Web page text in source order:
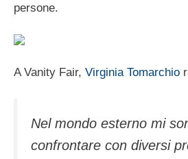
persone.
A Vanity Fair, Virginia Tomarchio
Nel mondo esterno mi
confrontare con diversi